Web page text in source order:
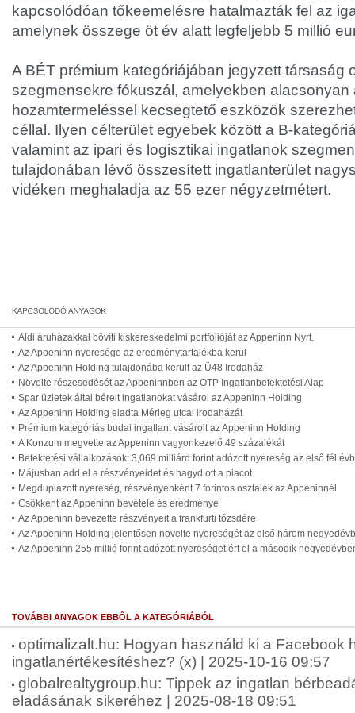
kapcsolódóan tőkeemelésre hatalmazták fel az
amelynek összege öt év alatt legfeljebb 5 millió
A BÉT prémium kategóriájában jegyzett társaság
szegmensekre fókuszál, amelyekben alacsonyan
hozamtermeléssel kecsegtető eszközök
céllal. Ilyen célterület egyebek között a B-
valamint az ipari és logisztikai ingatlanok
tulajdonában lévő összesített ingatlanterület
vidéken meghaladja az 55 ezer négyzetmétert.
Aldi áruházakkal bővíti kiskereskedelmi portfólióját az Appeninn Nyrt.
Az Appeninn nyeresége az eredménytartalékba kerül
Az Appeninn Holding tulajdonába került az Ü48 Irodaház
Növelte részesedését az Appeninnben az OTP Ingatlanbefektetési Alap
Spar üzletek által bérelt ingatlanokat vásárol az Appeninn Holding
Az Appeninn Holding eladta Mérleg utcai irodaházát
Prémium kategóriás budai ingatlant vásárolt az Appeninn Holding
A Konzum megvette az Appeninn vagyonkezelő 49 százalékát
Befektetési vállalkozások: 3,069 milliárd forint adózott nyereség az első fél
Májusban add el a részvényeidet és hagyd ott a piacot
Megduplázott nyereség, részvényenként 7 forintos osztalék az Appeninnél
Csökkent az Appeninn bevétele és eredménye
Az Appeninn bevezette részvényeit a frankfurti tőzsdére
Az Appeninn Holding jelentősen növelte nyereségét az első három
Az Appeninn 255 millió forint adózott nyereséget ért el a második
TOVÁBBI ANYAGOK EBBŐL A KATEGÓRIÁBÓL
optimalizalt.hu: Hogyan használd ki a Facebook
ingatlanértékesítéshez? (x) | 2025-10-16 09:57
globalrealtygroup.hu: Tippek az ingatlan
eladásának sikeréhez | 2025-08-18 09:51